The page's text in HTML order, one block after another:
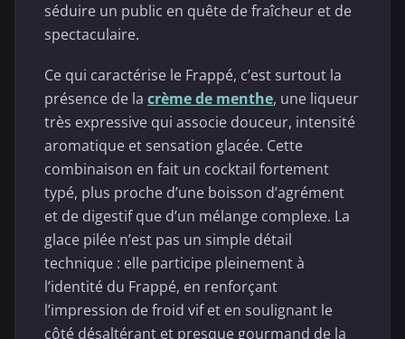
séduire un public en quête de fraîcheur et de
spectaculaire.
Ce qui caractérise le Frappé, c’est surtout la
présence de la crème de menthe, une liqueur
très expressive qui associe douceur, intensité
aromatique et sensation glacée. Cette
combinaison en fait un cocktail fortement
typé, plus proche d’une boisson d’agrément
et de digestif que d’un mélange complexe. La
glace pilée n’est pas un simple détail
technique : elle participe pleinement à
l’identité du Frappé, en renforçant
l’impression de froid vif et en soulignant le
côté désaltérant et presque gourmand de la